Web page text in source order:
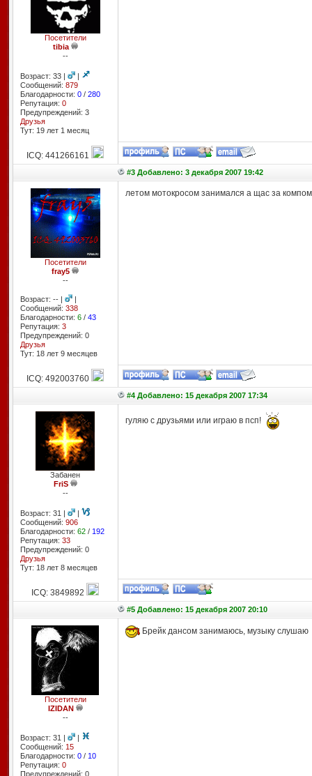
Посетители
tibia
--
Возраст: 33 |
|
Сообщений: 879
Благодарности: 0/ 280
Репутация: 0
Предупреждений: 3
Друзья
Тут: 19 лет 1 месяц
ICQ: 441266161
#3 Добавлено: 3 декабря 2007 19:42
Посетители
fray5
--
Возраст: -- |
|
Сообщений: 338
Благодарности: 6/ 43
Репутация: 3
Предупреждений: 0
Друзья
Тут: 18 лет 9 месяцев
летом мотокросом занимался а щас за
ICQ: 492003760
#4 Добавлено: 15 декабря 2007 17:34
Забанен
FriS
--
Возраст: 31 |
|
Сообщений: 906
Благодарности: 62/ 192
Репутация: 33
Предупреждений: 0
Друзья
Тут: 18 лет 8 месяцев
гуляю с друзьями или играю в псп!
ICQ: 3849892
#5 Добавлено: 15 декабря 2007 20:10
Посетители
IZIDAN
--
Возраст: 31 |
|
Сообщений: 15
Благодарности: 0/ 10
Репутация: 0
Предупреждений: 0
Брейк дансом занимаюсь, музыку слушаю